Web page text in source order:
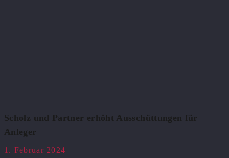
Scholz und Partner erhöht Ausschüttungen für
Anleger
1. Februar 2024